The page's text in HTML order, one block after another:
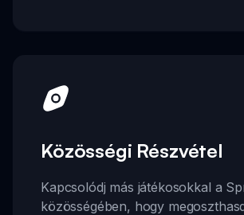
Közösségi Részvétel
Kapcsolódj más játékosokkal a
közösségében, hogy